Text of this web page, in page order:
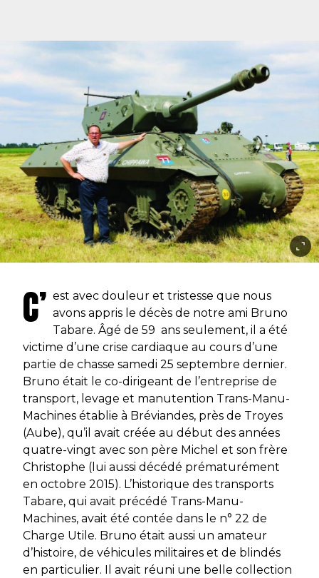
C’ est avec douleur et tristesse que nous
avons appris le décès de notre ami Bruno
Tabare. Âgé de 59 ans seulement, il a été
victime d’une crise cardiaque au cours d’une
partie de chasse samedi 25 septembre dernier.
Bruno était le co-dirigeant de l’entreprise de
transport, levage et manutention Trans-Manu-
Machines établie à Bréviandes, près de Troyes
(Aube), qu’il avait créée au début des années
quatre-vingt avec son père Michel et son frère
Christophe (lui aussi décédé prématurément
en octobre 2015). L’historique des transports
Tabare, qui avait précédé Trans-Manu-
Machines, avait été contée dans le n° 22 de
Charge Utile. Bruno était aussi un amateur
d’histoire, de véhicules militaires et de blindés
en particulier. Il avait réuni une belle collection